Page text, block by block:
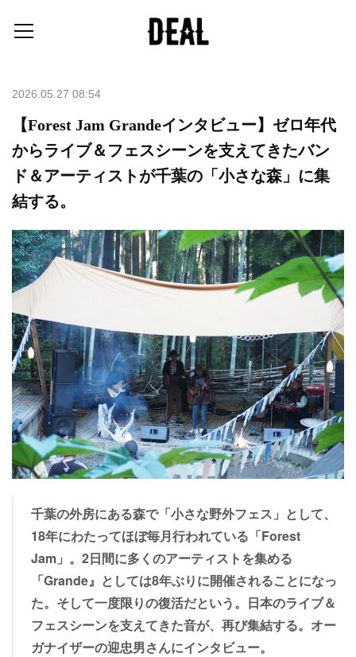
2026.05.27 08:54
【Forest Jam Grandeインタビュー】ゼロ年代
からライブ＆フェスシーンを支えてきたバン
ド＆アーティストが千葉の「小さな森」に集
結する。
千葉の外房にある森で「小さな野外フェス」として、
18年にわたってほぼ毎月行われている「Forest
Jam」。2日間に多くのアーティストを集める
「Grande』としては8年ぶりに開催されることになっ
た。そして一度限りの復活だという。日本のライブ＆
フェスシーンを支えてきた音が、再び集結する。オー
ガナイザーの迎忠男さんにインタビュー。